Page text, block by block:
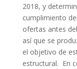
2018, y
cumplimiento
ofertas antes
así que se
el objetivo de
estructural. En